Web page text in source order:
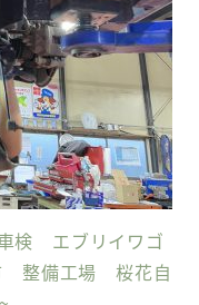
検 エブリイワゴ
整備工場 桜花自